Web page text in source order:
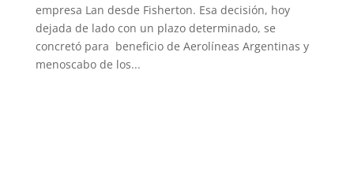
empresa Lan desde Fisherton. Esa decisión, hoy
dejada de lado con un plazo determinado, se
concretó para beneficio de Aerolíneas Argentinas y
menoscabo de los...